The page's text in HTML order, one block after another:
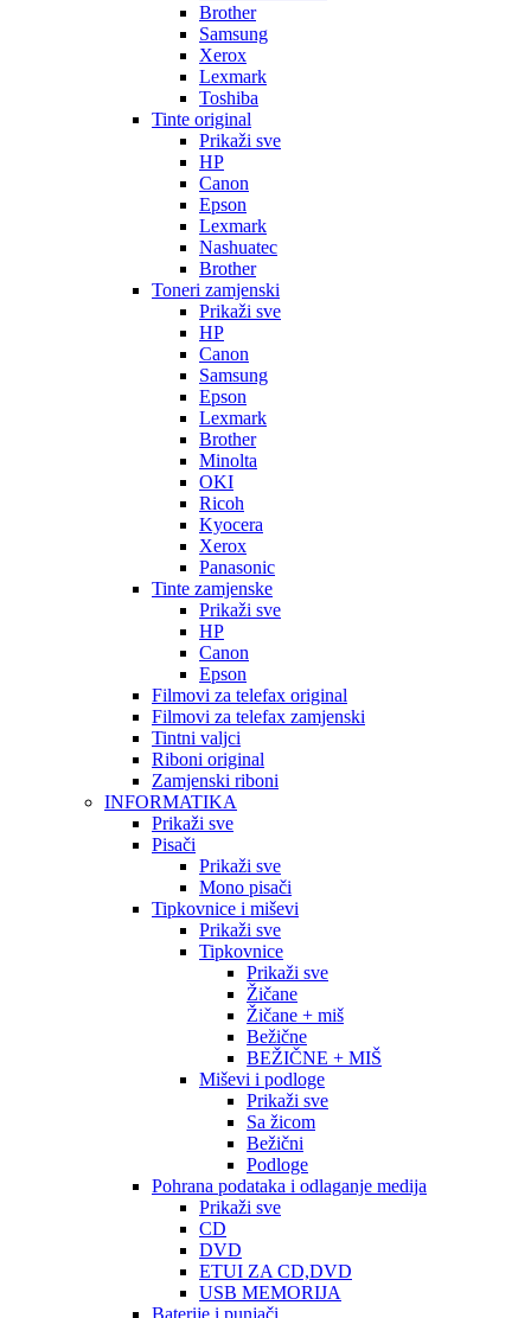
Brother
Samsung
Xerox
Lexmark
Toshiba
Tinte original
Prikaži sve
HP
Canon
Epson
Lexmark
Nashuatec
Brother
Toneri zamjenski
Prikaži sve
HP
Canon
Samsung
Epson
Lexmark
Brother
Minolta
OKI
Ricoh
Kyocera
Xerox
Panasonic
Tinte zamjenske
Prikaži sve
HP
Canon
Epson
Filmovi za telefax original
Filmovi za telefax zamjenski
Tintni valjci
Riboni original
Zamjenski riboni
INFORMATIKA
Prikaži sve
Pisači
Prikaži sve
Mono pisači
Tipkovnice i miševi
Prikaži sve
Tipkovnice
Prikaži sve
Žičane
Žičane + miš
Bežične
BEŽIČNE + MIŠ
Miševi i podloge
Prikaži sve
Sa žicom
Bežični
Podloge
Pohrana podataka i odlaganje medija
Prikaži sve
CD
DVD
ETUI ZA CD,DVD
USB MEMORIJA
Baterije i punjači